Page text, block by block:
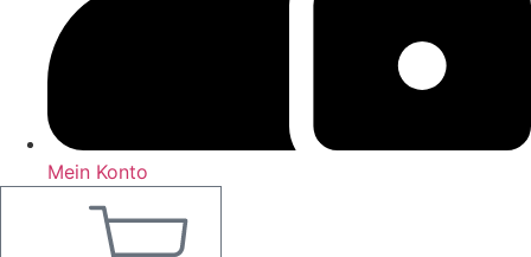
Mein Konto